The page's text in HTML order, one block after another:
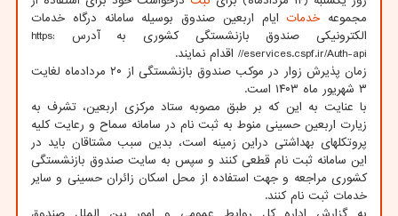
مجموعه خدمات ایام اربعین صندوق بوسیله سامانه درگاه خدمات
الکترونیکی صندوق بازنشستگی کشوری به آدرس https:
//eservices.cspf.ir/Auth-api اقدام نمایند.
زمان پذیرش زوار در موکب صندوق بازنشستگی از ۲۰ مردادماه لغایت
۳ شهریور ماه ۱۴۰۳ است.
با عنایت به این که بر طبق مصوبه ستاد مرکزی اربعین، تشرف به
زیارت اربعین حسینی منوط به ثبت نام در سامانه سماح و رعایت کلیه
پروتکلهای بهداشتی دراین زمینه است، بدین سبب مشتاقان باید در
این سامانه ثبت نام قطعی کنند و سپس به سایت صندوق بازنشستگی
کشوری مراجعه و جهت استفاده از محل اسکان زائران حسینی و سایر
خدمات ثبت نام کنند.